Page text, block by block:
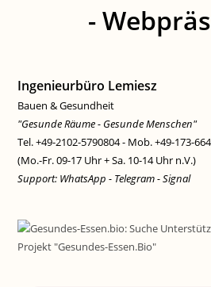
-
Ingenieurbüro Lemiesz
Bauen & Gesundheit
"Gesunde Räume - Gesunde Menschen"
Tel. +49-2102-5790804 - Mob. +49-173-
(Mo.-Fr. 09-17 Uhr + Sa. 10-14 Uhr n.V.)
Support: WhatsApp - Telegram - Signal